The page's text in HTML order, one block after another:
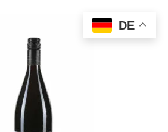
DE